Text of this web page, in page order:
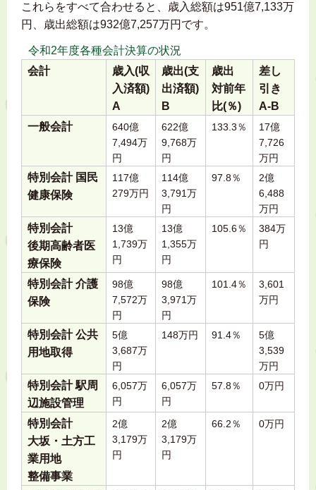
これらをすべて合わせると、歳入総額は951億7,133万
円、歳出総額は932億7,257万円です。
令和2年度各種会計決算の状況
会計
歳入(収
入済額)
A
歳出(支
出済額)
B
歳出
対前年
比(％)
差し
引き
A-B
一般会計
640億
7,494万
円
622億
9,768万
円
133.3％
17億
7,726
万円
特別会計 国民
健康保険
117億
279万円
114億
3,791万
円
97.8％
2億
6,488
万円
特別会計
後期高齢者医
療保険
13億
1,739万
円
13億
1,355万
円
105.6％
384万
円
特別会計 介護
保険
98億
7,572万
円
98億
3,971万
円
101.4％
3,601
万円
特別会計 公共
用地取得
5億
3,687万
円
148万円 91.4％
5億
3,539
万円
特別会計 駅周
辺施設管理
6,057万
円
6,057万
円
57.8％ 0万円
特別会計
大坂・土方工
業用地
整備事業
2億
3,179万
円
2億
3,179万
円
66.2％ 0万円